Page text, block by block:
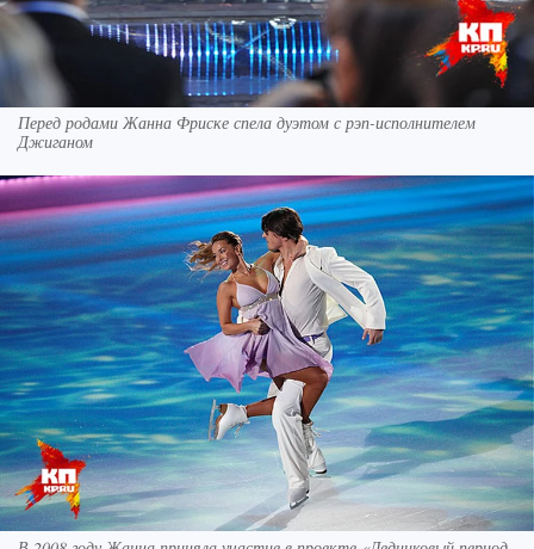
Перед родами Жанна Фриске спела дуэтом с рэп-исполнителем
Джиганом